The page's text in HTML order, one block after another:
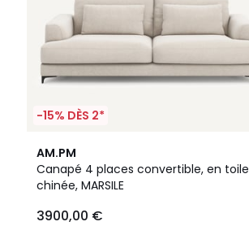
€.
-15% DÈS 2*
AM.PM
Canapé 4 places convertible, en toile
chinée, MARSILE
3900,00 €